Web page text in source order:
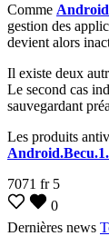
Comme
gestion des
devient alors
Il existe deux
Le second cas
sauvegardant
Les produits
7071 fr 5
0
Dernières news